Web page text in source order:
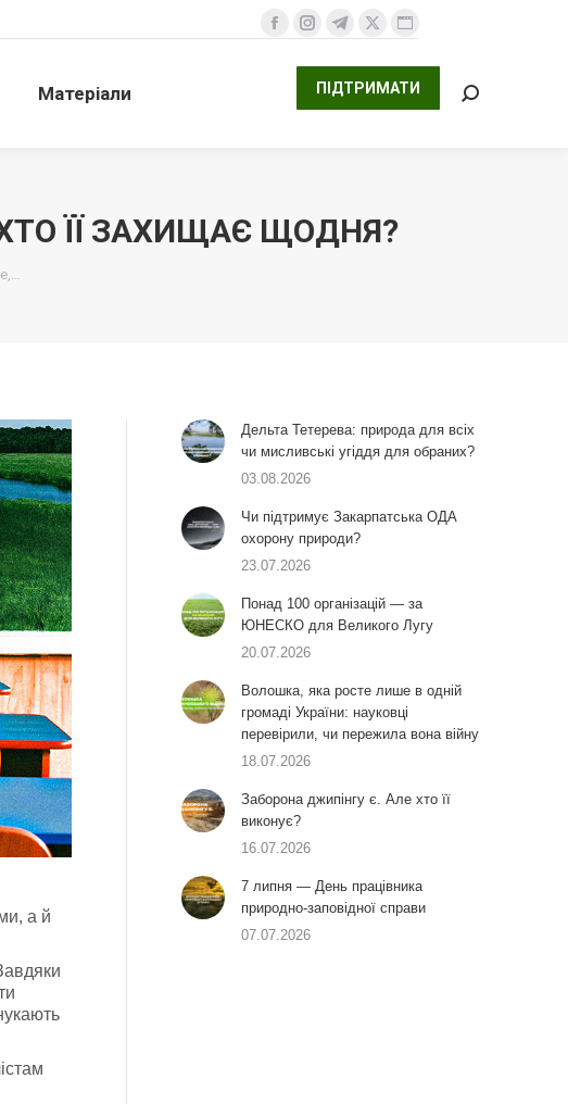
Facebook
сторінка
відкривається
Instagram
сторінка
відкривається
Telegram
сторінка
відкривається
X
сторінка
відкривається
Website
сторінка
відкривається
Матеріали ПІДТРИМАТИ Search:
ЇЇ ЗАХИЩАЄ ЩОДНЯ?
а й
Дельта Тетерева: природа для всіх
чи мисливські угіддя для обраних?
03.08.2026
Чи підтримує Закарпатська ОДА
охорону природи?
23.07.2026
Понад 100 організацій — за
ЮНЕСКО для Великого Лугу
20.07.2026
Волошка, яка росте лише в одній
громаді України: науковці
перевірили, чи пережила вона війну
18.07.2026
Заборона джипінгу є. Але хто її
виконує?
16.07.2026
7 липня — День працівника
природно-заповідної справи
07.07.2026
Матеріали ПІДТРИМАТИ